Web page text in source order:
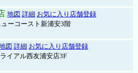
地図 詳細 お気に入り店舗登録
ーコースト新浦安3階
図 詳細 お気に入り店舗登録
イアル西友浦安店3F